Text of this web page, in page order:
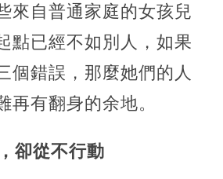
來自普通家庭的女孩兒
點已經不如別人，如果
個錯誤，那麼她們的人
再有翻身的余地。
卻從不行動